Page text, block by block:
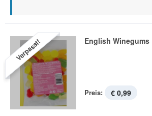
Verpasst! English Winegums
Preis: € 0,99